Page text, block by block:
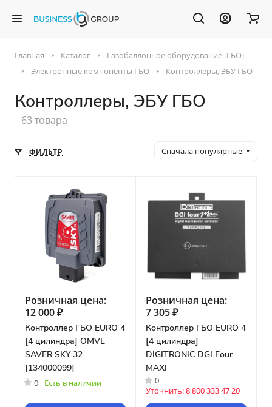
Главная Каталог
Газобаллонное оборудование [ГБО]
Электронные компоненты ГБО
Контроллеры, ЭБУ ГБО
Контроллеры, ЭБУ ГБО
63 товара
ФИЛЬТР Сначала популярные
Розничная цена:
12 000 ₽
Контроллер ГБО EURO 4
[4 цилиндра] OMVL
SAVER SKY 32
[134000099]
0 Есть в наличии
Розничная цена:
7 305 ₽
Контроллер ГБО EURO 4
[4 цилиндра]
DIGITRONIC DGI Four
MAXI
0
Уточнить: 8 800 333 47 20